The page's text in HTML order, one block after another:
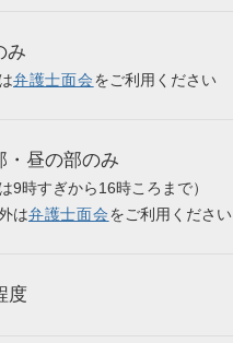
み
弁護士面会をご利用ください
・昼の部のみ
は9時すぎから16時ころまで）
は弁護士面会をご利用ください
度